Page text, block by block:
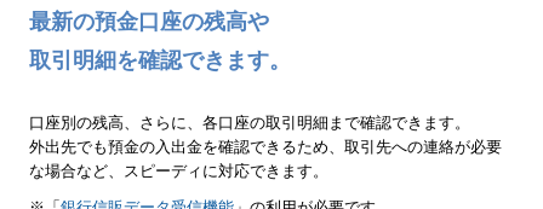
最新の預金口座の残高や
取引明細を確認できます。
口座別の残高、さらに、各口座の取引明細まで確認できます。
外出先でも預金の入出金を確認できるため、取引先への連絡が必要
な場合など、スピーディに対応できます。